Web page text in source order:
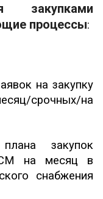
закупками
процессы:
на закупку
срочных/на
закупок
на месяц в
снабжения